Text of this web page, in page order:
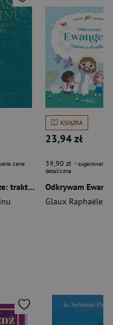
cena
Dzieła mniejsze: traktaty
KSIĄŻKA
23,94 zł
39,90 zł - sugerowana
detaliczna
Glaux Raphaële